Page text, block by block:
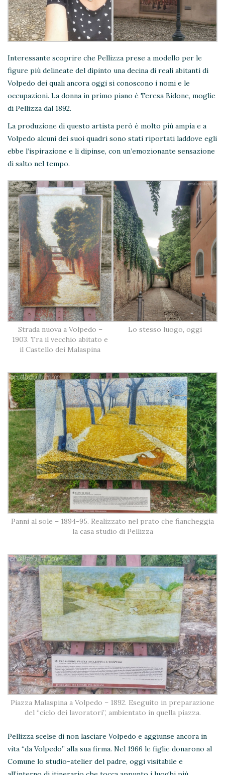
Interessante scoprire che Pellizza prese a modello per le
figure più delineate del dipinto una decina di reali abitanti di
Volpedo dei quali ancora oggi si conoscono i nomi e le
occupazioni. La donna in primo piano è Teresa Bidone, moglie
di Pellizza dal 1892.
La produzione di questo artista però è molto più ampia e a
Volpedo alcuni dei suoi quadri sono stati riportati laddove egli
ebbe l’ispirazione e li dipinse, con un’emozionante sensazione
di salto nel tempo.
Strada nuova a Volpedo –
1903. Tra il vecchio abitato e
il Castello dei Malaspina
Lo stesso luogo, oggi
Panni al sole – 1894-95. Realizzato nel prato che fiancheggia
la casa studio di Pellizza
Piazza Malaspina a Volpedo – 1892. Eseguito in preparazione
del “ciclo dei lavoratori”, ambientato in quella piazza.
Pellizza scelse di non lasciare Volpedo e aggiunse ancora in
vita “da Volpedo” alla sua firma. Nel 1966 le figlie donarono al
Comune lo studio-atelier del padre, oggi visitabile e